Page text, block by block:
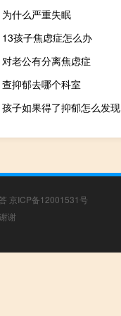
为什么严重失眠
13孩子焦虑症怎么办
对老公有分离焦虑症
查抑郁去哪个科室
孩子如果得了抑郁怎么发现
京ICP备12001531号
谢